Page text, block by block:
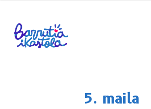
5. maila